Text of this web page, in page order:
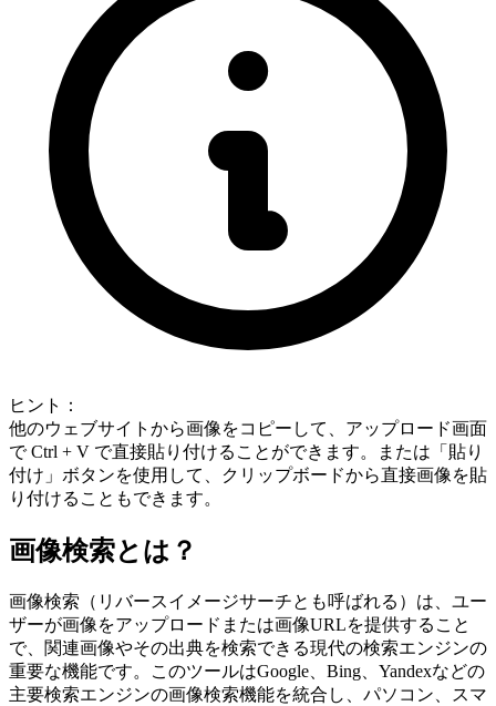
ヒント：
他のウェブサイトから画像をコピーして、アップロード画面
で Ctrl + V で直接貼り付けることができます。または「貼り
付け」ボタンを使用して、クリップボードから直接画像を貼
り付けることもできます。
画像検索とは？
画像検索（リバースイメージサーチとも呼ばれる）は、ユー
ザーが画像をアップロードまたは画像URLを提供すること
で、関連画像やその出典を検索できる現代の検索エンジンの
重要な機能です。このツールはGoogle、Bing、Yandexなどの
主要検索エンジンの画像検索機能を統合し、パソコン、スマ